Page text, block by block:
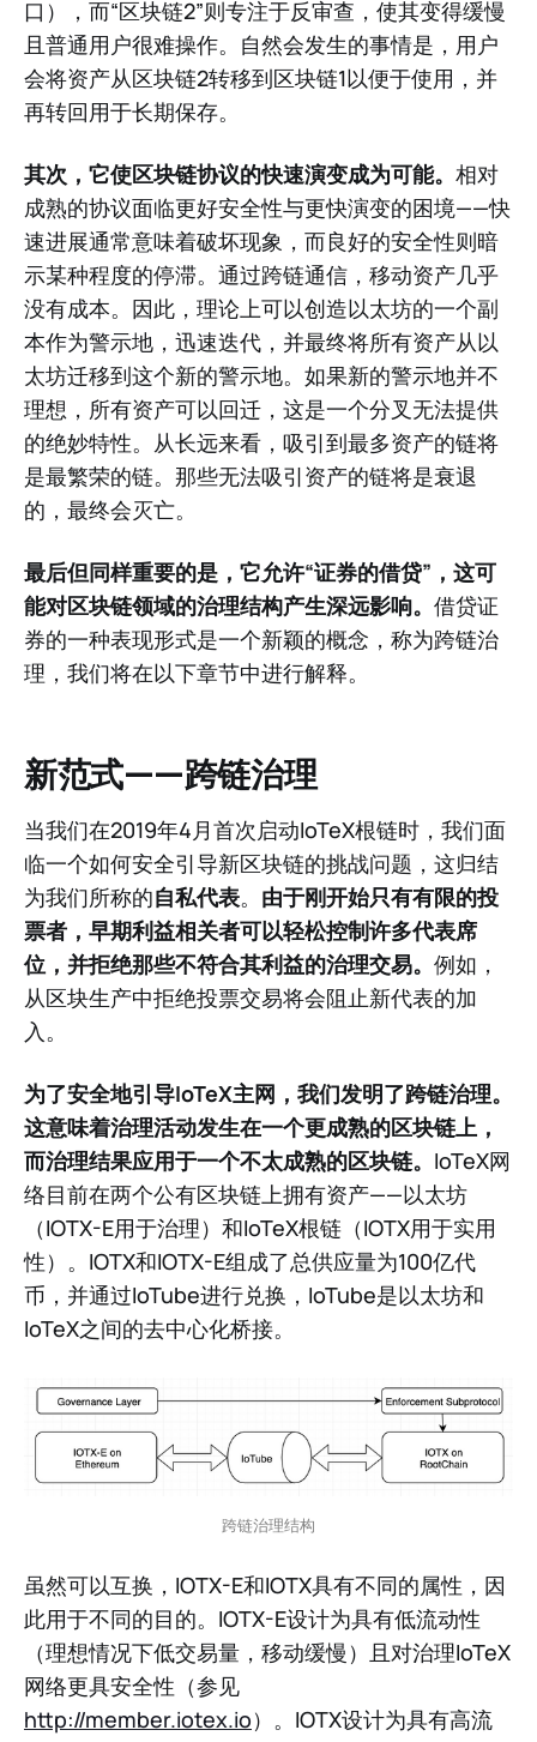
口），而“区块链2”则专注于反审查，使其变得缓慢
且普通用户很难操作。自然会发生的事情是，用户
会将资产从区块链2转移到区块链1以便于使用，并
再转回用于长期保存。
其次，它使区块链协议的快速演变成为可能。 相对
成熟的协议面临更好安全性与更快演变的困境——快
速进展通常意味着破坏现象，而良好的安全性则暗
示某种程度的停滞。通过跨链通信，移动资产几乎
没有成本。因此，理论上可以创造以太坊的一个副
本作为警示地，迅速迭代，并最终将所有资产从以
太坊迁移到这个新的警示地。如果新的警示地并不
理想，所有资产可以回迁，这是一个分叉无法提供
的绝妙特性。从长远来看，吸引到最多资产的链将
是最繁荣的链。那些无法吸引资产的链将是衰退
的，最终会灭亡。
最后但同样重要的是，它允许“证券的借贷”，这可
能对区块链领域的治理结构产生深远影响。 借贷证
券的一种表现形式是一个新颖的概念，称为跨链治
理，我们将在以下章节中进行解释。
新范式——跨链治理
当我们在2019年4月首次启动IoTeX根链时，我们面
临一个如何安全引导新区块链的挑战问题，这归结
为我们所称的自私代表。 由于刚开始只有有限的投
票者，早期利益相关者可以轻松控制许多代表席
位，并拒绝那些不符合其利益的治理交易。 例如，
从区块生产中拒绝投票交易将会阻止新代表的加
入。
为了安全地引导IoTeX主网，我们发明了跨链治理。
这意味着治理活动发生在一个更成熟的区块链上，
而治理结果应用于一个不太成熟的区块链。 IoTeX网
络目前在两个公有区块链上拥有资产——以太坊
（IOTX-E用于治理）和IoTeX根链（IOTX用于实用
性）。IOTX和IOTX-E组成了总供应量为100亿代
币，并通过IoTube进行兑换，IoTube是以太坊和
IoTeX之间的去中心化桥接。
跨链治理结构
虽然可以互换，IOTX-E和IOTX具有不同的属性，因
此用于不同的目的。IOTX-E设计为具有低流动性
（理想情况下低交易量，移动缓慢）且对治理IoTeX
网络更具安全性（参见
http://member.iotex.io）。IOTX设计为具有高流